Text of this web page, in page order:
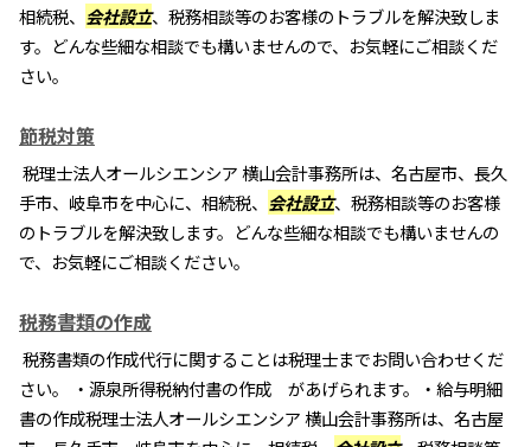
相続税、 会社設立、税務相談等のお客様のトラブルを解決致しま
す。どんな些細な相談でも構いませんので、お気軽にご相談くだ
さい。
節税対策
税理士法人オールシエンシア 横山会計事務所は、名古屋市、長久
手市、岐阜市を中心に、相続税、 会社設立、税務相談等のお客様
のトラブルを解決致します。どんな些細な相談でも構いませんの
で、お気軽にご相談ください。
税務書類の作成
税務書類の作成代行に関することは税理士までお問い合わせくだ
さい。 ・源泉所得税納付書の作成 があげられます。・給与明細
書の作成税理士法人オールシエンシア 横山会計事務所は、名古屋